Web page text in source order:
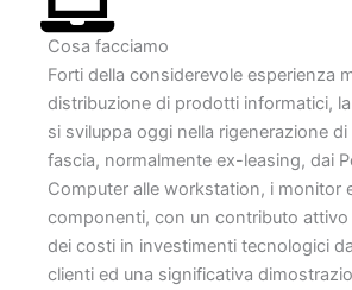
Cosa facciamo
Forti della considerevole esperienza
distribuzione di prodotti informatici,
si sviluppa oggi nella rigenerazione di
fascia, normalmente ex-leasing, dai
Computer alle workstation, i monitor
componenti, con un contributo attivo
dei costi in investimenti tecnologici
clienti ed una significativa